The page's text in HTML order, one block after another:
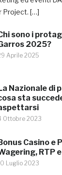
Project. […]
sono i
2025?
Aprile 2025
Nazionale di
sta
Ottobre 2023
Casino e
RTP
Luglio 2023